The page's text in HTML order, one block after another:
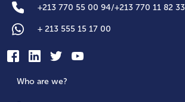
+213 770 55 00 94/+213 770 11 82 33
+ 213 555 15 17 00
Who are we?